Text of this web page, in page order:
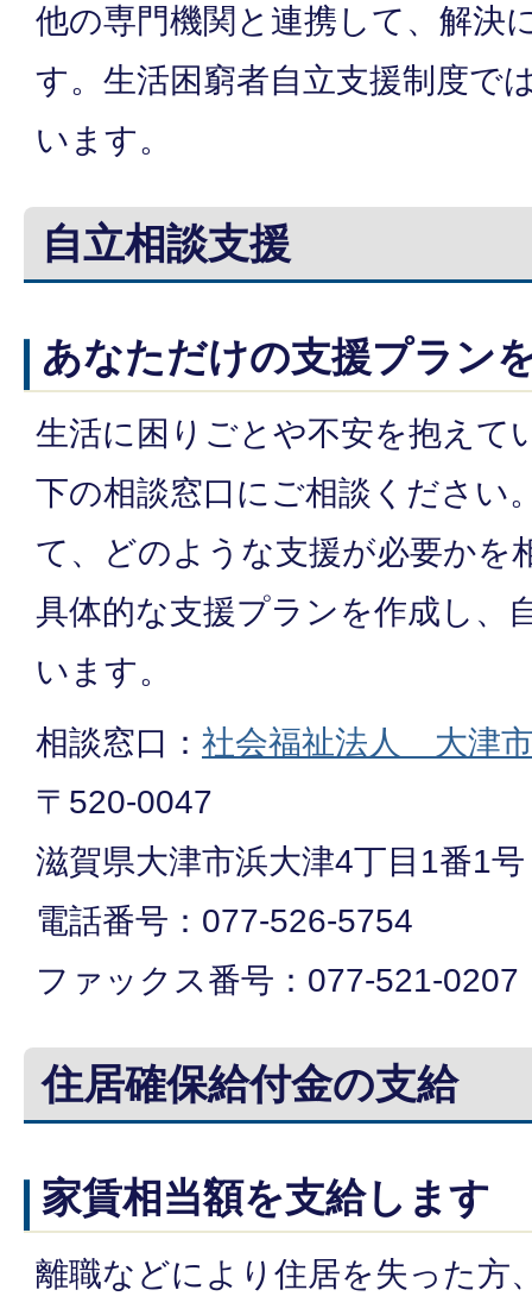
他の専門機関と連携して、解決
す。生活困窮者自立支援制度で
います。
自立相談支援
あなただけの支援プラン
生活に困りごとや不安を抱えて
下の相談窓口にご相談ください
て、どのような支援が必要かを
具体的な支援プランを作成し、
います。
相談窓口： 社会福祉法人 大津
〒520-0047
滋賀県大津市浜大津4丁目1番1
電話番号：077-526-5754
ファックス番号：077-521-0207
住居確保給付金の支給
家賃相当額を支給します
離職などにより住居を失った方